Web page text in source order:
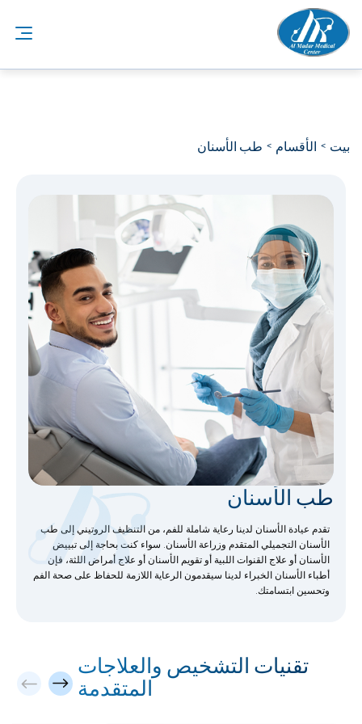
بيت الأقسام طب الأسنان
طب الأسنان
تقدم عيادة الأسنان لدينا رعاية شاملة للفم، من التنظيف الروتيني إلى طب
الأسنان التجميلي المتقدم وزراعة الأسنان. سواء كنت بحاجة إلى تبييض
الأسنان أو علاج القنوات اللبية أو تقويم الأسنان أو علاج أمراض اللثة، فإن
أطباء الأسنان الخبراء لدينا سيقدمون الرعاية اللازمة للحفاظ على صحة الفم
وتحسين ابتسامتك.
تقنيات التشخيص والعلاجات
المتقدمة